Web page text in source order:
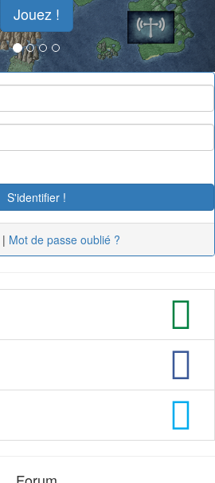
Jouez !
| Mot de passe oublié ?